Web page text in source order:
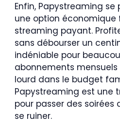
Enfin, Papystreaming
une option
streaming payant.
sans débourser un
indéniable pour
abonnements
lourd dans le budget
Papystreaming est une
pour passer des soirées
se ruiner.